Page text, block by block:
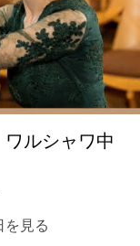
ルシャワ中
を見る